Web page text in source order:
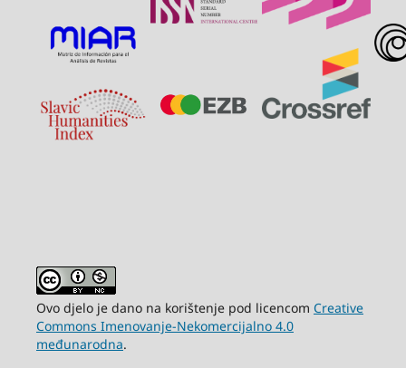
Ovo djelo je dano na korištenje pod licencom Creative
Commons Imenovanje-Nekomercijalno 4.0
međunarodna.